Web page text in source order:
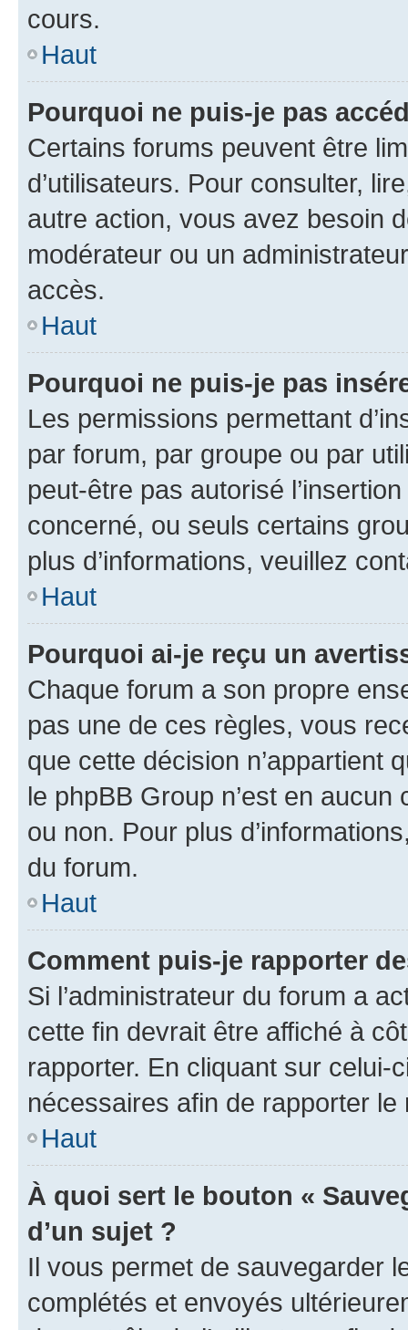
cours.
Haut
Pourquoi ne puis-je pas
Certains forums peuvent être
d’utilisateurs. Pour consulter,
autre action, vous avez besoin
modérateur ou un
accès.
Haut
Pourquoi ne puis-je pas
Les permissions permettant
par forum, par groupe ou par
peut-être pas autorisé
concerné, ou seuls certains
plus d’informations, veuillez
Haut
Pourquoi ai-je reçu un
Chaque forum a son propre
pas une de ces règles, vous
que cette décision n’appartient
le phpBB Group n’est en
ou non. Pour plus
du forum.
Haut
Comment puis-je rapporter
Si l’administrateur du forum a
cette fin devrait être affiché à
rapporter. En cliquant sur
nécessaires afin de rapporter le
Haut
À quoi sert le bouton «
d’un sujet ?
Il vous permet de sauvegarder
complétés et envoyés